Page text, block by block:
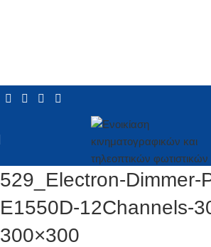
529_Electron-Dimmer-
E1550D-12Channels-
300×300